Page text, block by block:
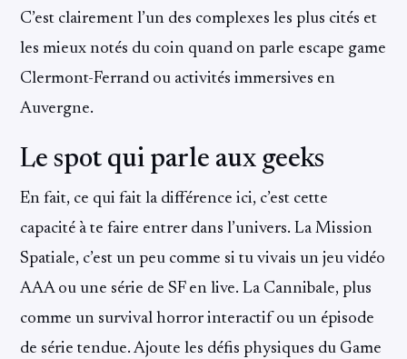
C’est clairement l’un des complexes les plus cités et
les mieux notés du coin quand on parle escape game
Clermont-Ferrand ou activités immersives en
Auvergne.
Le spot qui parle aux geeks
En fait, ce qui fait la différence ici, c’est cette
capacité à te faire entrer dans l’univers. La Mission
Spatiale, c’est un peu comme si tu vivais un jeu vidéo
AAA ou une série de SF en live. La Cannibale, plus
comme un survival horror interactif ou un épisode
de série tendue. Ajoute les défis physiques du Game